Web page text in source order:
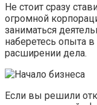
Не стоит сразу
огромной
заниматься
наберетесь опыта
расширении дела.
Если вы решили